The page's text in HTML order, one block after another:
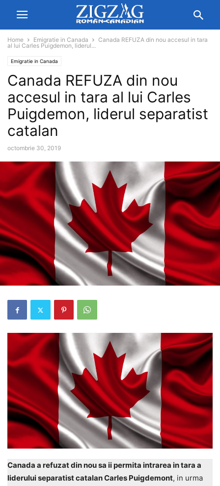
Home Emigratie in Canada
Canada REFUZA din nou accesul in tara
al lui Carles Puigdemon, liderul...
Emigratie in Canada
Canada REFUZA din nou
accesul in tara al lui Carles
Puigdemon, liderul separatist
catalan
octombrie 30, 2019
Canada a refuzat din nou sa ii permita intrarea in tara a
liderului separatist catalan Carles Puigdemont, in urma